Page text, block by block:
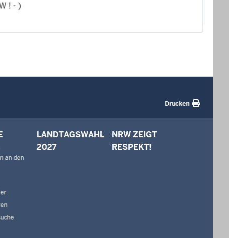
! - )
Drucken
an den
LANDTAGSWAHL
2027
NRW ZEIGT
RESPEKT!